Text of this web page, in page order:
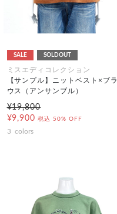
SALE SOLDOUT
ミスエディコレクション
【サンプル】ニットベスト×ブラ
ウス（アンサンブル）
¥19,800
¥9,900 税込 50% OFF
3 colors